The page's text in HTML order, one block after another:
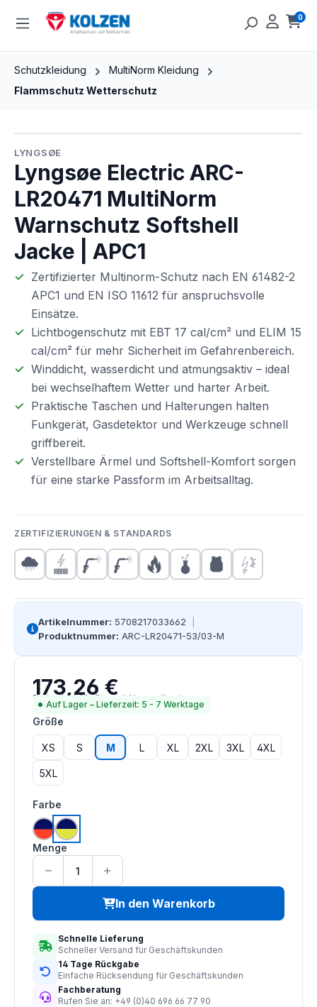
Zum Hauptinhalt springen 0
Schutzkleidung
MultiNorm Kleidung
Flammschutz Wetterschutz
LYNGSØE
Lyngsøe Electric ARC-
LR20471 MultiNorm
Warnschutz Softshell
Jacke | APC1
Zertifizierter Multinorm-Schutz nach EN 61482-2
APC1 und EN ISO 11612 für anspruchsvolle
Einsätze.
Lichtbogenschutz mit EBT 17 cal/cm² und ELIM 15
cal/cm² für mehr Sicherheit im Gefahrenbereich.
Winddicht, wasserdicht und atmungsaktiv – ideal
bei wechselhaftem Wetter und harter Arbeit.
Praktische Taschen und Halterungen halten
Funkgerät, Gasdetektor und Werkzeuge schnell
griffbereit.
Verstellbare Ärmel und Softshell-Komfort sorgen
für eine starke Passform im Arbeitsalltag.
ZERTIFIZIERUNGEN & STANDARDS
Artikelnummer: 5708217033662
Produktnummer: ARC-LR20471-53/03-M
Regulärer Preis:
173,26 €
Preise inkl. MwSt. zzgl. Versandkosten
Auf Lager – Lieferzeit: 5 - 7 Werktage
Größe
XS S M L XL 2XL 3XL 4XL
5XL
Farbe
hi vis orange | navy
hi vis saturn gelb | navy
Menge
In den Warenkorb
Schnelle Lieferung
Schneller Versand für Geschäftskunden
14 Tage Rückgabe
Einfache Rücksendung für Geschäftskunden
Fachberatung
Rufen Sie an: +49 (0)40 696 66 77 90